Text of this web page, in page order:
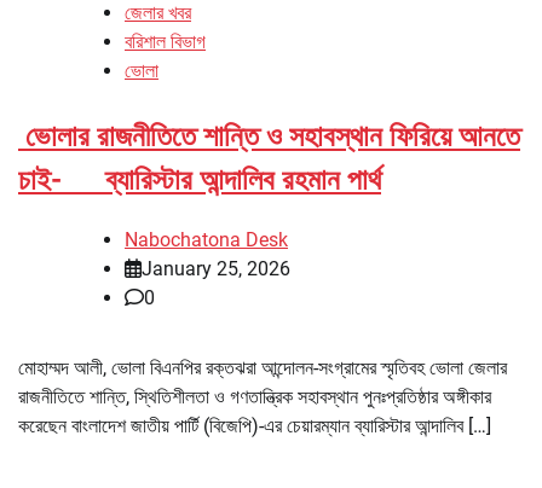
জেলার খবর
বরিশাল বিভাগ
ভোলা
ভোলার রাজনীতিতে শান্তি ও সহাবস্থান ফিরিয়ে আনতে
চাই- ব্যারিস্টার আন্দালিব রহমান পার্থ
Nabochatona Desk
January 25, 2026
0
মোহাম্মদ আলী, ভোলা বিএনপির রক্তঝরা আন্দোলন-সংগ্রামের স্মৃতিবহ ভোলা জেলার
রাজনীতিতে শান্তি, স্থিতিশীলতা ও গণতান্ত্রিক সহাবস্থান পুনঃপ্রতিষ্ঠার অঙ্গীকার
করেছেন বাংলাদেশ জাতীয় পার্টি (বিজেপি)-এর চেয়ারম্যান ব্যারিস্টার আন্দালিব […]